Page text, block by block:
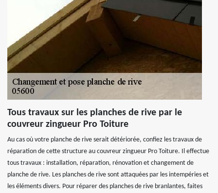
Tous travaux sur les planches de rive par le
couvreur zingueur Pro Toiture
Au cas où votre planche de rive serait détériorée, confiez les travaux de
réparation de cette structure au couvreur zingueur Pro Toiture. Il effectue
tous travaux : installation, réparation, rénovation et changement de
planche de rive. Les planches de rive sont attaquées par les intempéries et
les éléments divers. Pour réparer des planches de rive branlantes, faites